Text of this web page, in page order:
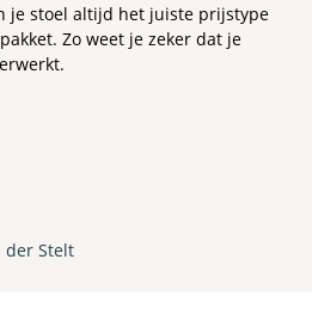
je stoel altijd het juiste prijstype
Zo weet je zeker dat je
der Stelt